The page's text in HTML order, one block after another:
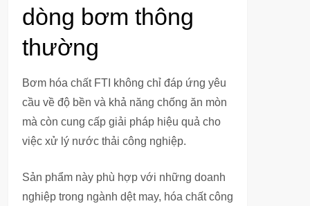
dòng bơm thông
thường
Bơm hóa chất FTI không chỉ đáp ứng yêu
cầu về độ bền và khả năng chống ăn mòn
mà còn cung cấp giải pháp hiệu quả cho
việc xử lý nước thải công nghiệp.
Sản phẩm này phù hợp với những doanh
nghiệp trong ngành dệt may, hóa chất công